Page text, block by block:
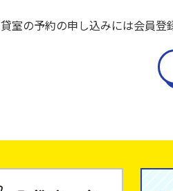
貸室の予約の申し込みには会員登